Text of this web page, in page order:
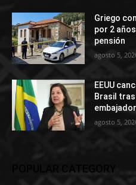
Griego
por 2
pensión
agosto 5,
EEUU
Brasil
embajador
agosto 5,
POPULAR CATEGORY